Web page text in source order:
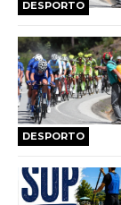
DESPORTO
DESPORTO